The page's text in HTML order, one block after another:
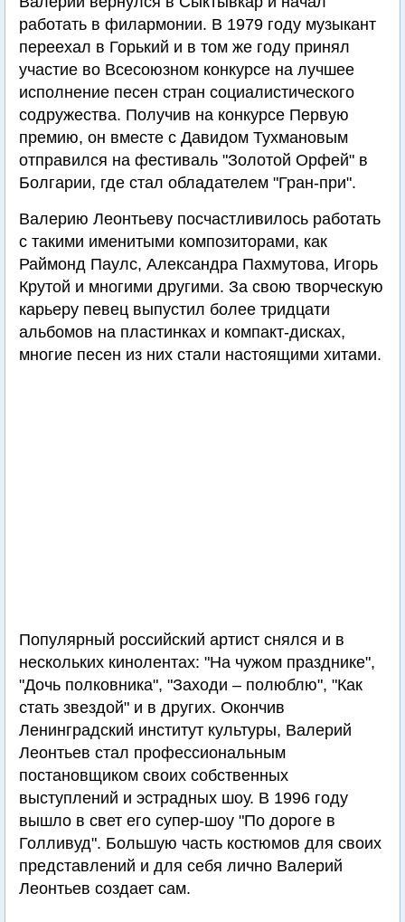
работать в филармонии. В 1979 году музыкант
переехал в Горький и в том же году принял
участие во Всесоюзном конкурсе на лучшее
исполнение песен стран социалистического
содружества. Получив на конкурсе Первую
премию, он вместе с Давидом Тухмановым
отправился на фестиваль "Золотой Орфей" в
Болгарии, где стал обладателем "Гран-при".
Валерию Леонтьеву посчастливилось работать
с такими именитыми композиторами, как
Раймонд Паулс, Александра Пахмутова, Игорь
Крутой и многими другими. За свою творческую
карьеру певец выпустил более тридцати
альбомов на пластинках и компакт-дисках,
многие песен из них стали настоящими хитами.
Популярный российский артист снялся и в
нескольких кинолентах: "На чужом празднике",
"Дочь полковника", "Заходи – полюблю", "Как
стать звездой" и в других. Окончив
Ленинградский институт культуры, Валерий
Леонтьев стал профессиональным
постановщиком своих собственных
выступлений и эстрадных шоу. В 1996 году
вышло в свет его супер-шоу "По дороге в
Голливуд". Большую часть костюмов для своих
представлений и для себя лично Валерий
Леонтьев создает сам.